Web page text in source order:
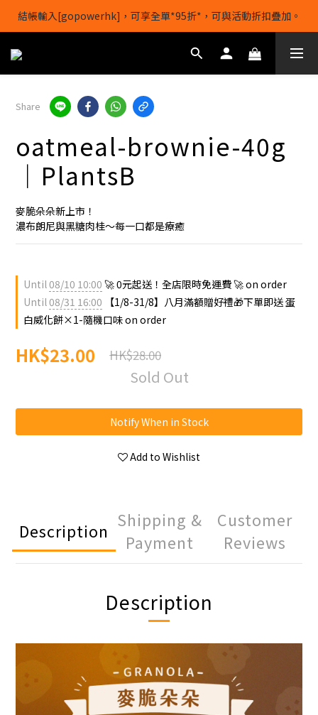
【1/8-31/8】8月下單即贈 蛋白威化餅×1-隨機口味
結帳輸入[gopowerhk]，可享全單*95折*，可與活動折扣疊加。
[新會員優惠]新會員註冊即送$20購物金
Share
oatmeal-brownie-40g
｜PlantsB
麥脆朵朵新上市！
濃布朗尼與黑糖肉桂～每一口都是療癒
Until08/10 10:00 🚀 0元起送！全店限時免運費 🚀 on order
Until08/31 16:00 【1/8-31/8】八月滿額贈好禮🎁下單即送 蛋
白威化餅×1-隨機口味 on order
HK$23.00 HK$28.00
Sold Out
Notify When in Stock
Add to Wishlist
Description
Shipping &
Payment
Customer
Reviews
Description